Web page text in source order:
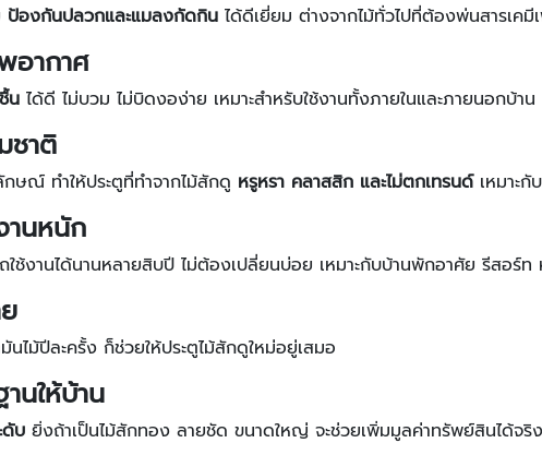
ป้องกันปลวกและแมลงกัดกิน ได้ดีเยี่ยม ต่างจากไม้ทั่วไปที่ต้องพ่นสารเคมี
อากาศ
น ได้ดี ไม่บวม ไม่บิดงอง่าย เหมาะสำหรับใช้งานทั้งภายในและภายนอกบ้าน
ชาติ
ษณ์ ทำให้ประตูที่ทำจากไม้สักดู หรูหรา คลาสสิก และไม่ตกเทรนด์เหมาะกั
านหนัก
ใช้งานได้นานหลายสิบปี ไม่ต้องเปลี่ยนบ่อย เหมาะกับบ้านพักอาศัย รีสอร์
ไม้ปีละครั้ง ก็ช่วยให้ประตูไม้สักดูใหม่อยู่เสมอ
นให้บ้าน
ดับ ยิ่งถ้าเป็นไม้สักทอง ลายชัด ขนาดใหญ่ จะช่วยเพิ่มมูลค่าทรัพย์สินได้จริง